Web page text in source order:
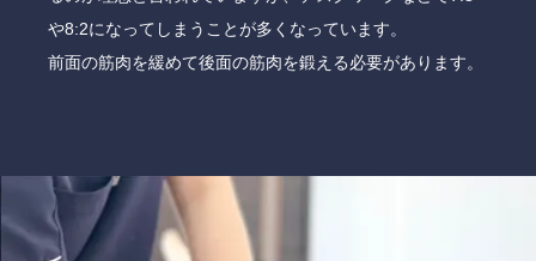
や8:2になってしまうことが多くなっています。
前面の筋肉を緩めて後面の筋肉を鍛える必要があります。